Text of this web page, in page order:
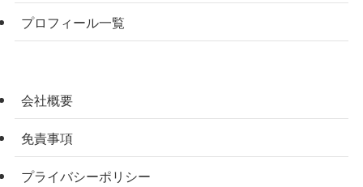
プロフィール一覧
会社概要
免責事項
プライバシーポリシー